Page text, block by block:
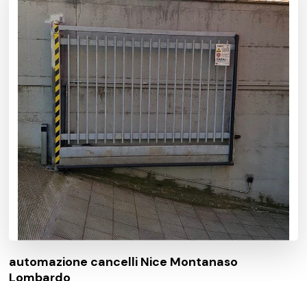
automazione cancelli Nice Montanaso
Lombardo